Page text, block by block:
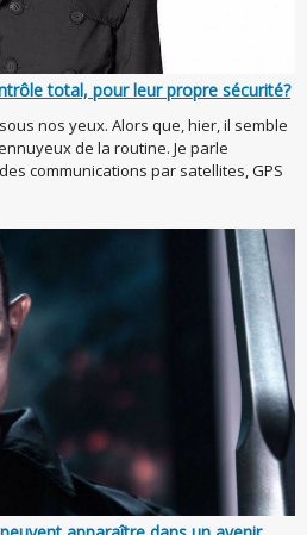
total, pour leur propre sécurité?
nos yeux. Alors que, hier, il semble
de la routine. Je parle
communications par satellites, GPS